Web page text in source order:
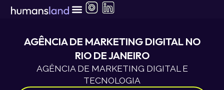
para
conteúdoAGÊNCIA DE MARKETING DIGITAL NO
RIO DE JANEIRO
AGÊNCIA DE MARKETING DIGITAL E
TECNOLOGIA